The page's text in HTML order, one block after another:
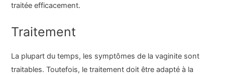
traitée efficacement.
Traitement
La plupart du temps, les symptômes de la vaginite sont
traitables. Toutefois, le traitement doit être adapté à la